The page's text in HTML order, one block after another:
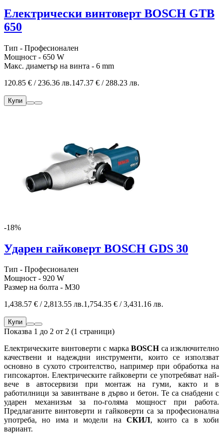
Електрически винтоверт BOSCH GTB
650
Тип - Професионален
Мощност - 650 W
Макс. диаметър на винта - 6 mm
120.85 € / 236.36 лв.147.37 € / 288.23 лв.
Купи
-18%
Удaрен гaйковерт BOSCH GDS 30
Тип - Професионален
Мощност - 920 W
Размер на болта - M30
1,438.57 € / 2,813.55 лв.1,754.35 € / 3,431.16 лв.
Купи
Показва 1 до 2 от 2 (1 страници)
Електрическите винтоверти с марка BOSCHса изключително
качествени и надеждни инструменти, които се използват
основно в сухото строителство, например при обработка на
гипсокартон. Електрическите гайковерти се употребяват най-
вече в автосервизи при монтаж на гуми, както и в
работилници за завинтване в дърво и бетон. Те са снабдени с
ударен механизъм за по-голяма мощност при работа.
Предлаганите винтоверти и гайковерти са за професионална
употреба, но има и модели на СКИЛ, които са в хоби
вариант.